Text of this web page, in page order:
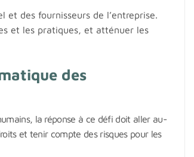
et des fournisseurs de l’entreprise.
et les pratiques, et atténuer les
des
la réponse à ce défi doit aller au-
et tenir compte des risques pour les